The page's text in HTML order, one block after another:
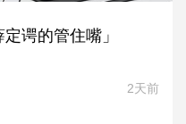
谔的管住嘴」
2天前